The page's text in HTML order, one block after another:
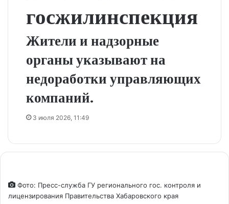
госжилинспекция
Жители и надзорные
органы указывают на
недоработки управляющих
компаний.
3 июля 2026, 11:49
Фото: Пресс-служба ГУ регионального гос. контроля и
лицензирования Правительства Хабаровского края